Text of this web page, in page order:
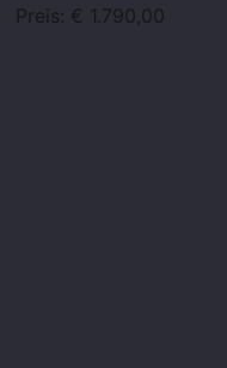
Preis: € 1.790,00